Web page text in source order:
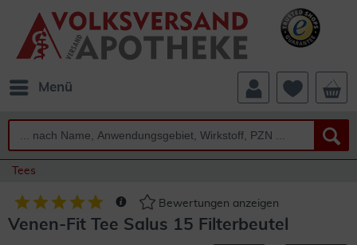
Menü
Tees
Bewertungen anzeigen
Venen-Fit Tee Salus 15 Filterbeutel